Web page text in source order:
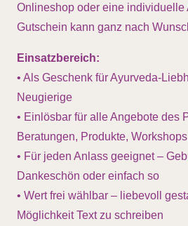
Onlineshop oder eine individuelle
Gutschein kann ganz nach
Einsatzbereich:
• Als Geschenk für Ayurveda-
Neugierige
• Einlösbar für alle Angebote des
Beratungen, Produkte,
• Für jeden Anlass geeignet –
Dankeschön oder einfach so
• Wert frei wählbar – liebevoll
Möglichkeit Text zu schreiben